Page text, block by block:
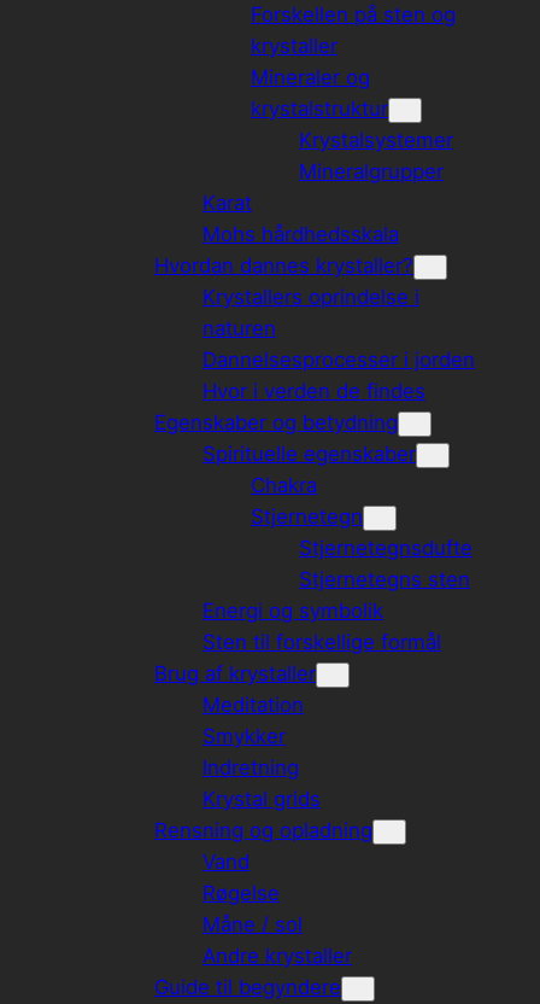
Forskellen på sten og
krystaller
Mineraler og
krystalstruktur
Krystalsystemer
Mineralgrupper
Karat
Mohs hårdhedsskala
Hvordan dannes krystaller?
Krystallers oprindelse i
naturen
Dannelsesprocesser i jorden
Hvor i verden de findes
Egenskaber og betydning
Spirituelle egenskaber
Chakra
Stjernetegn
Stjernetegnsdufte
Stjernetegns sten
Energi og symbolik
Sten til forskellige formål
Brug af krystaller
Meditation
Smykker
Indretning
Krystal grids
Rensning og opladning
Vand
Røgelse
Måne / sol
Andre krystaller
Guide til begyndere